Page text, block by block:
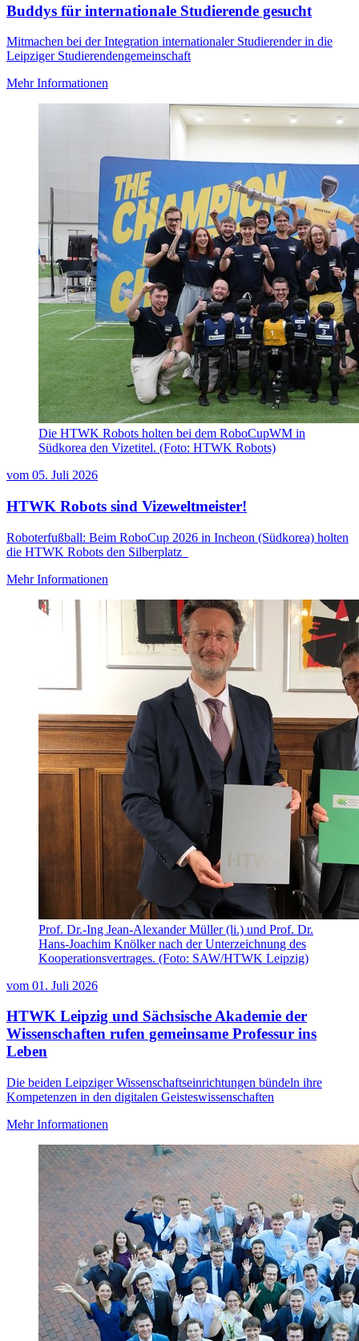
Buddys für internationale Studierende gesucht
Mitmachen bei der Integration internationaler Studierender in die
Leipziger Studierendengemeinschaft
Mehr Informationen
Die HTWK Robots holten bei dem RoboCupWM in
Südkorea den Vizetitel. (Foto: HTWK Robots)
vom 05. Juli 2026
HTWK Robots sind Vizeweltmeister!
Roboterfußball: Beim RoboCup 2026 in Incheon (Südkorea) holten
die HTWK Robots den Silberplatz
Mehr Informationen
Prof. Dr.-Ing Jean-Alexander Müller (li.) und Prof. Dr.
Hans-Joachim Knölker nach der Unterzeichnung des
Kooperationsvertrages. (Foto: SAW/HTWK Leipzig)
vom 01. Juli 2026
HTWK Leipzig und Sächsische Akademie der
Wissenschaften rufen gemeinsame Professur ins
Leben
Die beiden Leipziger Wissenschaftseinrichtungen bündeln ihre
Kompetenzen in den digitalen Geisteswissenschaften
Mehr Informationen